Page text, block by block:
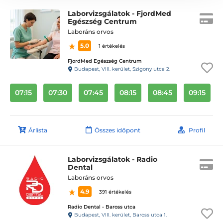
Laborvizsgálatok - FjordMed
Egészség Centrum
Laboráns orvos
5.0
1 értékelés
FjordMed Egészség Centrum
Budapest, VIII. kerület, Szigony utca 2.
07:15 07:30 07:45 08:15 08:45 09:15
Árlista Összes időpont Profil
Laborvizsgálatok - Radio
Dental
Laboráns orvos
4.9
391 értékelés
Radio Dental - Baross utca
Budapest, VIII. kerület, Baross utca 1.